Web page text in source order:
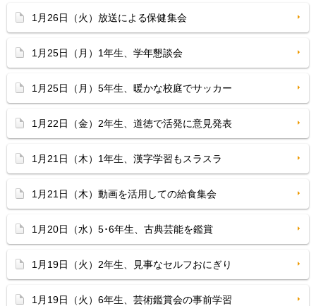
1月26日（火）放送による保健集会
1月25日（月）1年生、学年懇談会
1月25日（月）5年生、暖かな校庭でサッカー
1月22日（金）2年生、道徳で活発に意見発表
1月21日（木）1年生、漢字学習もスラスラ
1月21日（木）動画を活用しての給食集会
1月20日（水）5･6年生、古典芸能を鑑賞
1月19日（火）2年生、見事なセルフおにぎり
1月19日（火）6年生、芸術鑑賞会の事前学習